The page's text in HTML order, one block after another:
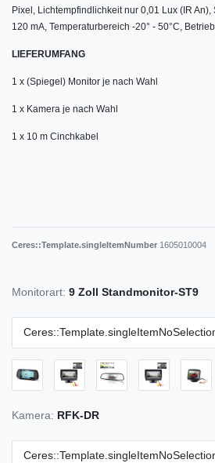
Pixel, Lichtempfindlichkeit nur 0,01 Lux (IR An),
120 mA, Temperaturbereich -20° - 50°C,
LIEFERUMFANG
1 x (Spiegel) Monitor je nach Wahl
1 x Kamera je nach Wahl
1 x 10 m Cinchkabel
Ceres::Template.singleItemNumber 1605010004
Monitorart: 9 Zoll Standmonitor-ST9
Kamera: RFK-DR